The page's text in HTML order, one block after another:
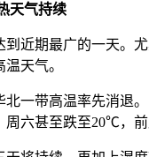
天气持续
期最广的一天。尤
天气。
带高温率先消退。
六甚至跌至20℃，